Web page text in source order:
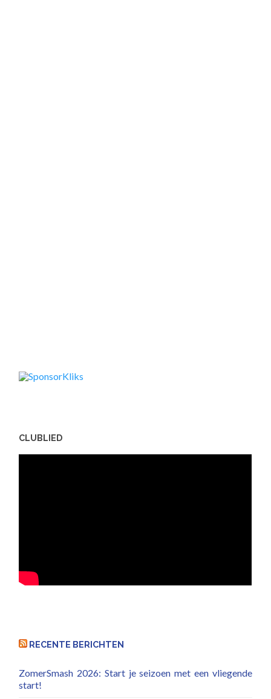
CLUBLIED
RECENTE BERICHTEN
ZomerSmash 2026: Start je seizoen met een vliegende
start!